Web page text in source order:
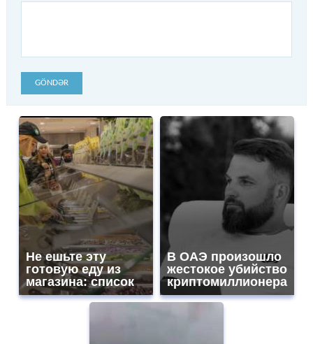
GÖNDƏR
Не ешьте эту
готовую еду из
магазина: список
В ОАЭ произошло
жестокое убийство
криптомиллионера